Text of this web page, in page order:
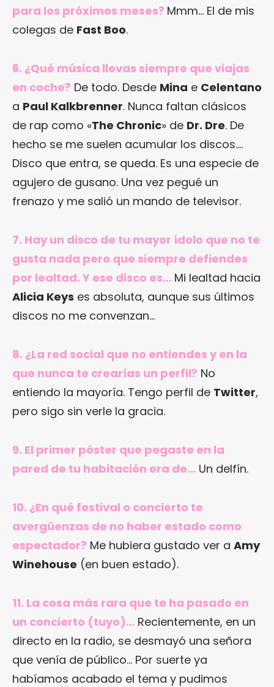
para los próximos meses? Mmm… El de mis
colegas de Fast Boo.
6. ¿Qué música llevas siempre que viajas
en coche? De todo. Desde Mina e Celentano
a Paul Kalkbrenner. Nunca faltan clásicos
de rap como «The Chronic» de Dr. Dre. De
hecho se me suelen acumular los discos….
Disco que entra, se queda. Es una especie de
agujero de gusano. Una vez pegué un
frenazo y me salió un mando de televisor.
7. Hay un disco de tu mayor ídolo que no te
gusta nada pero que siempre defiendes
por lealtad. Y ese disco es… Mi lealtad hacia
Alicia Keys es absoluta, aunque sus últimos
discos no me convenzan…
8. ¿La red social que no entiendes y en la
que nunca te crearías un perfil? No
entiendo la mayoría. Tengo perfil de Twitter,
pero sigo sin verle la gracia.
9. El primer póster que pegaste en la
pared de tu habitación era de… Un delfín.
10. ¿En qué festival o concierto te
avergüenzas de no haber estado como
espectador? Me hubiera gustado ver a Amy
Winehouse (en buen estado).
11. La cosa más rara que te ha pasado en
un concierto (tuyo)… Recientemente, en un
directo en la radio, se desmayó una señora
que venía de público… Por suerte ya
habíamos acabado el tema y pudimos